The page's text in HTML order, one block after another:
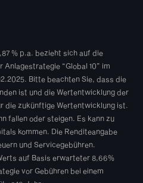
% p.a. bezieht sich auf die
“Global 10” im
Bitte beachten Sie, dass die
ist und die Wertentwicklung der
die zukünftige Wertentwicklung ist.
fallen oder steigen. Es kann zu
kommen. Die Renditeangabe
und Servicegebühren.
auf Basis erwarteter 8,66%
vor Gebühren bei einem